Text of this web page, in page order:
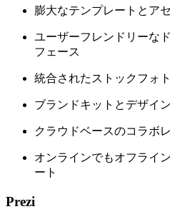
膨大なテンプレートとア
ユーザーフレンドリーな
フェース
統合されたストックフォ
ブランドキットとデザイ
クラウドベースのコラボ
オンラインでもオフライ
ート
Prezi